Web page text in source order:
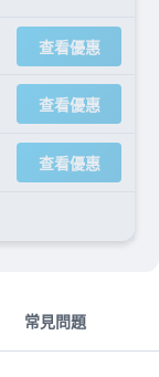
查看優惠
查看優惠
查看優惠
常見問題